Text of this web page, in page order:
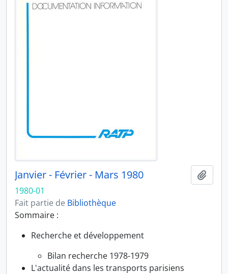
Janvier - Février - Mars 1980
1980-01
Fait partie de Bibliothèque
Sommaire :
Recherche et développement
Bilan recherche 1978-1979
L'actualité dans les transports parisiens